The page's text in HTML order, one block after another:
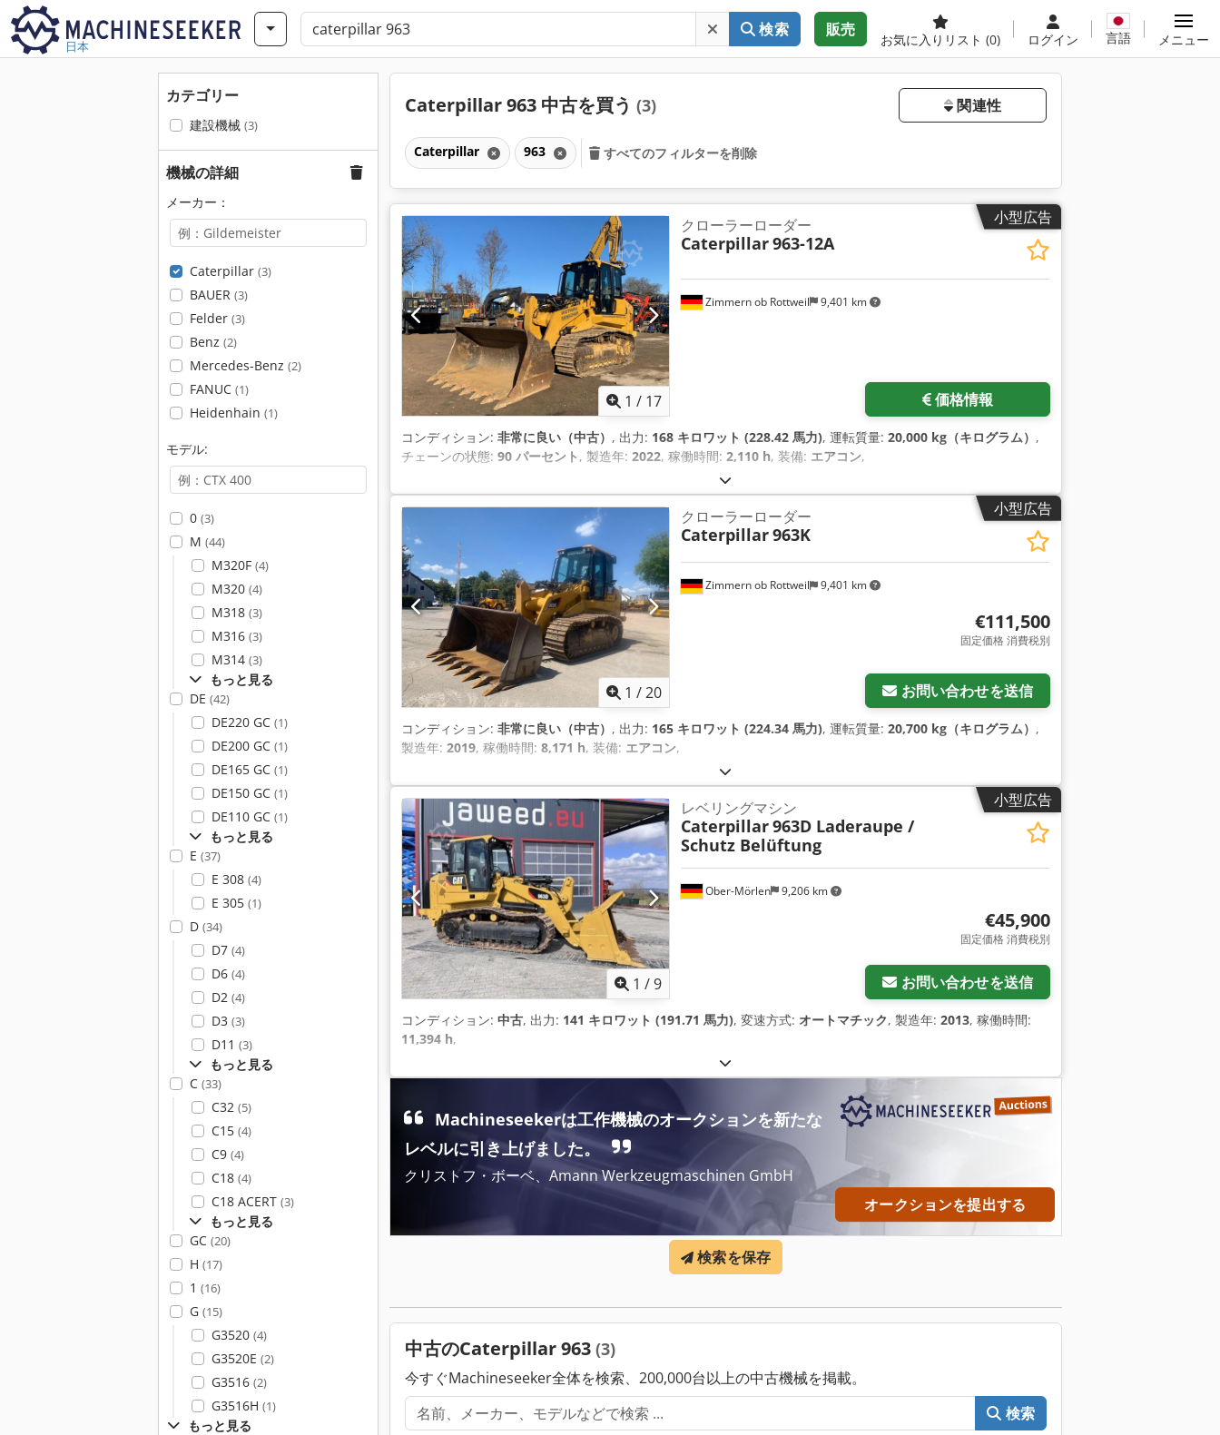
日本
検索 販売
お気に入りリスト (0) ログイン 言語 メニュー
カテゴリー
建設機械 (3)
機械の詳細
メーカー：
Caterpillar (3)
BAUER (3)
Felder (3)
Benz (2)
Mercedes-Benz (2)
FANUC (1)
Heidenhain (1)
モデル:
0 (3)
M (44)
M320F (4)
M320 (4)
M318 (3)
M316 (3)
M314 (3)
もっと見る
DE (42)
DE220 GC (1)
DE200 GC (1)
DE165 GC (1)
DE150 GC (1)
DE110 GC (1)
もっと見る
E (37)
E 308 (4)
E 305 (1)
D (34)
D7 (4)
D6 (4)
D2 (4)
D3 (3)
D11 (3)
もっと見る
C (33)
C32 (5)
C15 (4)
C9 (4)
C18 (4)
C18 ACERT (3)
もっと見る
GC (20)
H (17)
1 (16)
G (15)
G3520 (4)
G3520E (2)
G3516 (2)
G3516H (1)
もっと見る
Caterpillar 963 中古を買う (3) 関連性
Caterpillar 963 すべてのフィルターを削除
小型広告
1 / 17
Zimmern ob Rottweil 9,401 km
クローラーローダー
Caterpillar963-12A
価格情報
コンディション: 非常に良い（中古） , 出力: 168 キロワット (228.42 馬力), 運転質量: 20,000 kg（キログラム） ,
チェーンの状態: 90 パーセント , 製造年: 2022, 稼働時間: 2,110 h, 装備: エアコン,
小型広告
1 /20
Zimmern ob Rottweil 9,401 km
クローラーローダー
Caterpillar963K
€111,500
固定価格 消費税別
お問い合わせを送信
コンディション: 非常に良い（中古） , 出力: 165 キロワット (224.34 馬力), 運転質量: 20,700 kg（キログラム） ,
製造年: 2019, 稼働時間: 8,171 h, 装備: エアコン,
小型広告
1 /9
Ober-Mörlen 9,206 km
レベリングマシン
Caterpillar963D Laderaupe /
Schutz Belüftung
€45,900
固定価格 消費税別
お問い合わせを送信
コンディション: 中古, 出力: 141 キロワット (191.71 馬力), 変速方式: オートマチック, 製造年: 2013, 稼働時間:
11,394 h,
Machineseekerは工作機械のオークションを新たな
レベルに引き上げました。
クリストフ・ボーベ、Amann Werkzeugmaschinen GmbH
オークションを提出する
検索を保存
中古のCaterpillar 963 (3)
今すぐMachineseeker全体を検索、200,000台以上の中古機械を掲載。
検索